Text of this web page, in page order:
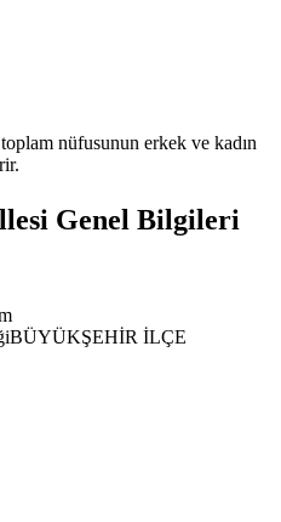
nüfusunun erkek ve kadın
Genel Bilgileri
BÜYÜKŞEHİR İLÇE